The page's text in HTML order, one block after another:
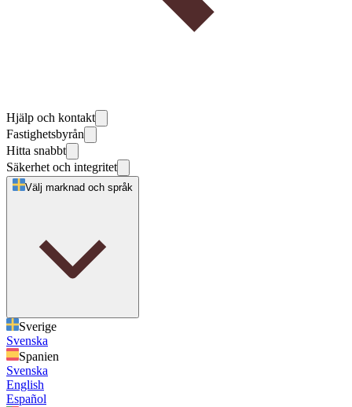
Hjälp och kontakt
Fastighetsbyrån
Hitta snabbt
Säkerhet och integritet
Välj marknad och språk
Sverige
Svenska
Spanien
Svenska
English
Español